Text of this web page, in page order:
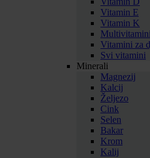
Vitamin E
Vitamin K
Multivitamini
Vitamini za
Svi vitamini
Minerali
Magnezij
Kalcij
Željezo
Cink
Selen
Bakar
Krom
Kalij